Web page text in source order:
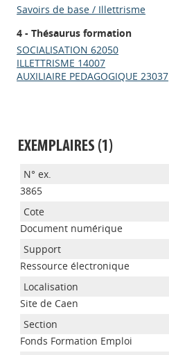
Savoirs de base / Illettrisme
4 - Thésaurus formation
SOCIALISATION 62050
ILLETTRISME 14007
AUXILIAIRE PEDAGOGIQUE 23037
EXEMPLAIRES (1)
3865
Document numérique
Ressource électronique
Site de Caen
Fonds Formation Emploi
Appels à projets